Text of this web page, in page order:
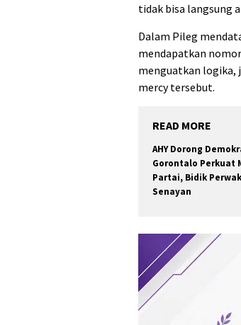
tidak bisa langsung
Dalam Pileg
mendapatkan
menguatkan logika,
mercy tersebut.
READ MORE
AHY Dorong
Gorontalo Perkuat
Partai, Bidik
Senayan